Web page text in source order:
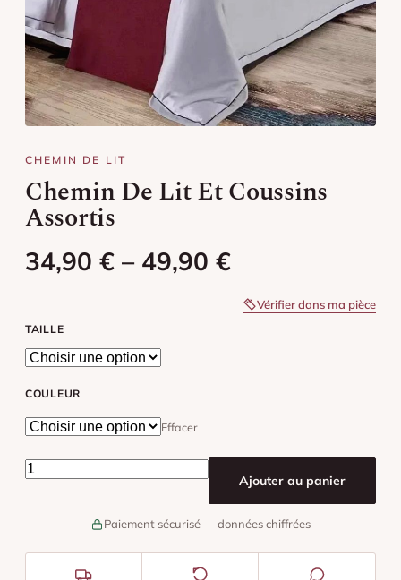
Chemin de lit jaune
Chemin de lit orange
Chemin de lit rose
Chemin de lit vert
Chemin de lit noir
CHEMIN DE LIT
Chemin De Lit Et Coussins
Assortis
34,90 € – 49,90 €
Plage de prix : 34,90 € à 49,90
Vérifier dans ma pièce
TAILLE
COULEUR
Effacer
quantité de Chemin De Lit Et Coussins Assortis
Ajouter au panier
Paiement sécurisé — données chiffrées